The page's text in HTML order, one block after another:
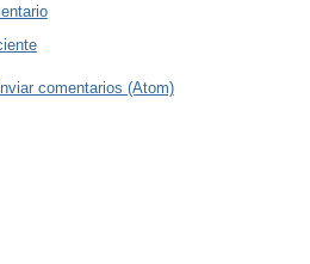
comentarios (Atom)